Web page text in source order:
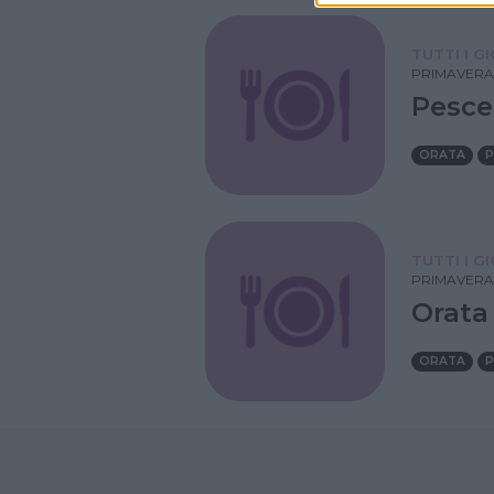
PRIMAVERA
ORATA
PRIMAVERA
ORATA